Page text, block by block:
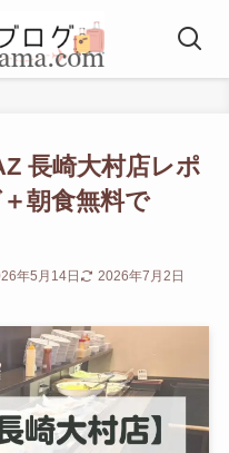
長崎大村店レポ
朝食無料で
年5月14日 2026年7月2日